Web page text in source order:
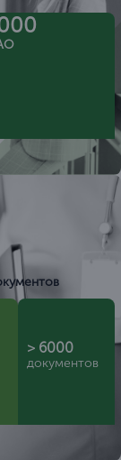
> 6000
документов